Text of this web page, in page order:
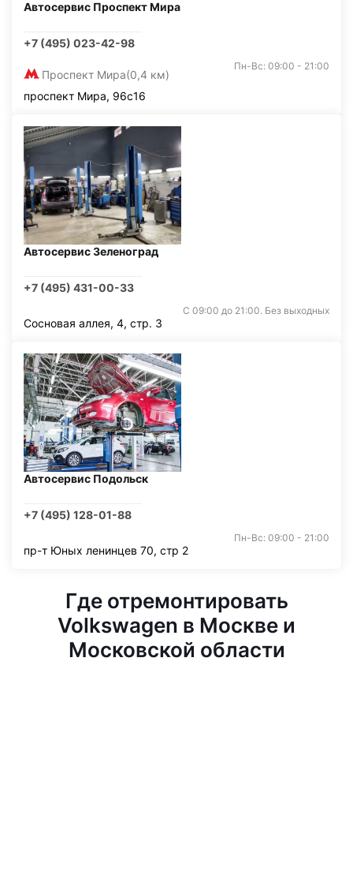
Автосервис Проспект Мира
+7 (495) 023-42-98
Проспект Мира(0,4 км)
Пн-Вс: 09:00 - 21:00
проспект Мира, 96с16
Автосервис Зеленоград
+7 (495) 431-00-33
С 09:00 до 21:00. Без выходных
Сосновая аллея, 4, стр. 3
Автосервис Подольск
+7 (495) 128-01-88
Пн-Вс: 09:00 - 21:00
пр-т Юных ленинцев 70, стр 2
Где отремонтировать
Volkswagen в Москве и
Московской области